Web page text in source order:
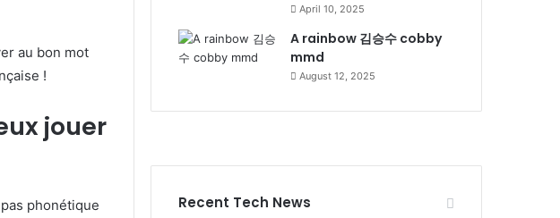
au bon mot
!
jouer
phonétique
April 10, 2025
A rainbow 김승수 cobby
mmd
August 12, 2025
Recent Tech News